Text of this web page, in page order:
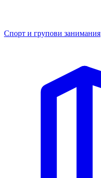
Спорт и групови занимания